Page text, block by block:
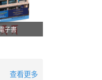
子書
查看更多